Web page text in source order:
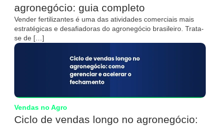
agronegócio: guia completo
Vender fertilizantes é uma das atividades comerciais mais
estratégicas e desafiadoras do agronegócio brasileiro. Trata-
se de […]
Vendas no Agro
Ciclo de vendas longo no agronegócio: